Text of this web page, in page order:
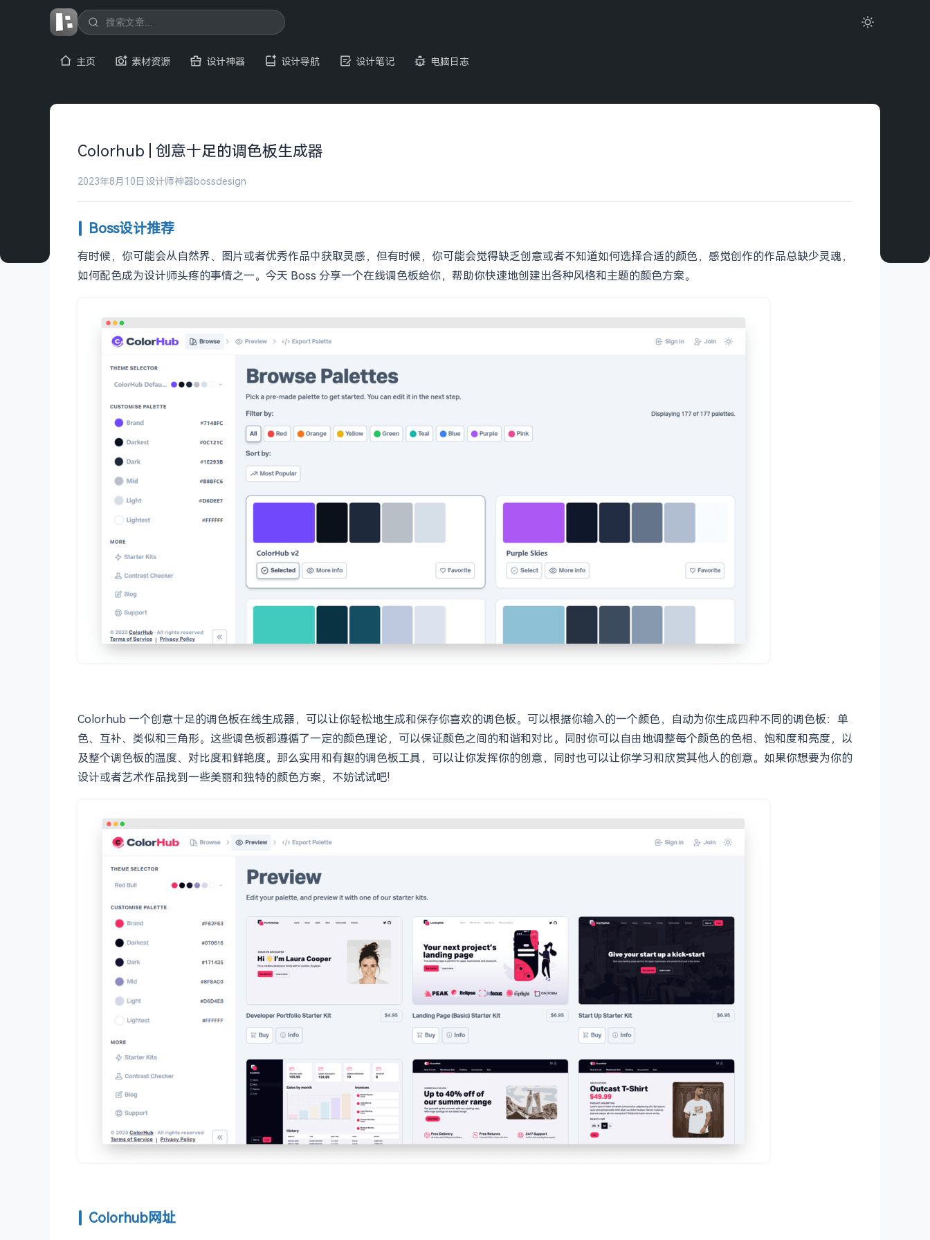
主页 素材资源 设计神器 设计导航 设计笔记 电脑日志
Colorhub | 创意十足的调色板生成器
2023年8月10日 设计师神器bossdesign
Boss设计推荐
有时候，你可能会从自然界、图片或者优秀作品中获取灵感，但有时候，你可能会觉得缺乏创意或者不知道如何选择合适的颜色，感觉创作的作品总缺少灵魂，
如何配色成为设计师头疼的事情之一。今天 Boss 分享一个在线调色板给你，帮助你快速地创建出各种风格和主题的颜色方案。
Colorhub 一个创意十足的调色板在线生成器，可以让你轻松地生成和保存你喜欢的调色板。可以根据你输入的一个颜色，自动为你生成四种不同的调色板：单
色、互补、类似和三角形。这些调色板都遵循了一定的颜色理论，可以保证颜色之间的和谐和对比。同时你可以自由地调整每个颜色的色相、饱和度和亮度，以
及整个调色板的温度、对比度和鲜艳度。那么实用和有趣的调色板工具，可以让你发挥你的创意，同时也可以让你学习和欣赏其他人的创意。如果你想要为你的
设计或者艺术作品找到一些美丽和独特的颜色方案，不妨试试吧!
Colorhub网址